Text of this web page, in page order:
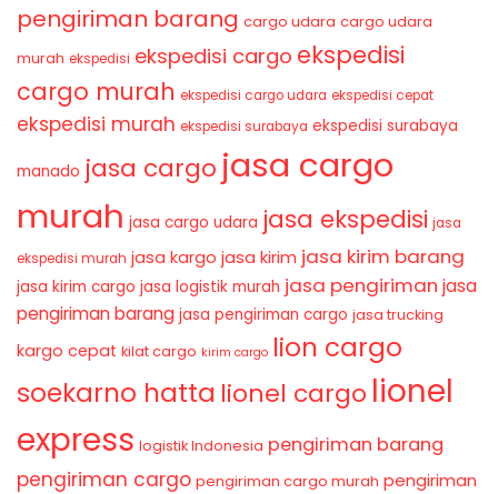
pengiriman barang cargo udara cargo udara
murah ekspedisi ekspedisi cargo ekspedisi
cargo murah ekspedisi cargo udara ekspedisi cepat
ekspedisi murah ekspedisi surabaya ekspedisi surabaya
manado jasa cargo jasa cargo
murah jasa cargo udara jasa ekspedisi jasa
ekspedisi murah jasa kargo jasa kirim jasa kirim barang
jasa kirim cargo jasa logistik murah jasa pengiriman jasa
pengiriman barang jasa pengiriman cargo jasa trucking
kargo cepat kilat cargo kirim cargo lion cargo
soekarno hatta lionel cargo lionel
express logistik Indonesia pengiriman barang
pengiriman cargo pengiriman cargo murah pengiriman